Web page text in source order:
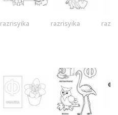
razrisyika razrisyika